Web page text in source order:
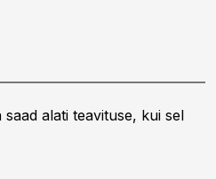
alati teavituse, kui sel